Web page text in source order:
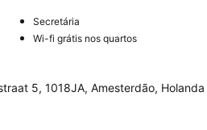
Secretária
Wi-fi grátis nos quartos
5, 1018JA, Amesterdão, Holanda